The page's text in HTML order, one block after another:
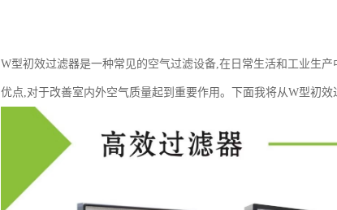
W型初效过滤器是一种常见的空气过滤设备,在日常生活和工业生
优点,对于改善室内外空气质量起到重要作用。下面我将从W型初效